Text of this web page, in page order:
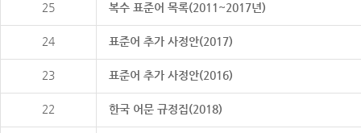
25 복수 표준어 목록(2011~2017년)
24 표준어 추가 사정안(2017)
23 표준어 추가 사정안(2016)
22 한국 어문 규정집(2018)